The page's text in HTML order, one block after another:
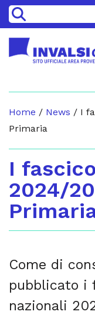
>
Home / News / I
Primaria
I
2024/
Come di
pubblicato i
nazionali